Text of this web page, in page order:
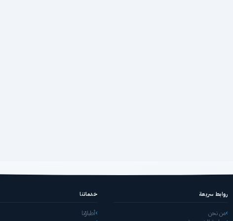
روابط سريعة
من نحن
خدماتنا
أطباؤنا